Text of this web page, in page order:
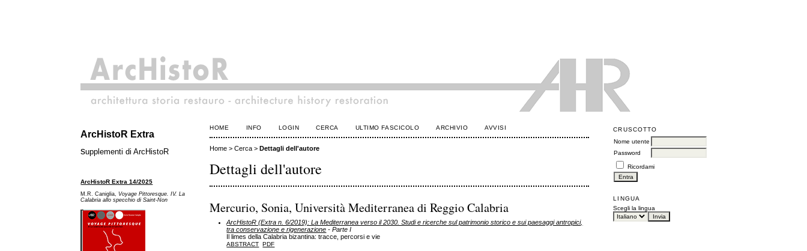
ArcHistoR Extra
supplementi di ArcHistoR
ArcHistoR Extra 14/2025
M.R. Caniglia,Voyage Pittoresque. IV. La
Calabria allo specchio di Saint-Non
CRUSCOTTO
Nome utente
Password
Ricordami
LINGUA
Scegli la lingua
HOME INFO LOGIN CERCA ULTIMO FASCICOLO ARCHIVIO AVVISI
Home >Cerca >Dettagli dell'autore
Dettagli dell'autore
Mercurio, Sonia, Università Mediterranea di Reggio Calabria
ArcHistoR (Extra n. 6/2019): La Mediterranea verso il 2030. Studi e ricerche sul patrimonio storico e sui paesaggi antropici,
tra conservazione e rigenerazione - Parte I
Il limes della Calabria bizantina: tracce, percorsi e vie
ABSTRACT PDF